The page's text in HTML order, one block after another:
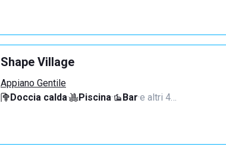
Shape Village
Appiano Gentile
Doccia calda· Piscina· Bar·e altri 4…